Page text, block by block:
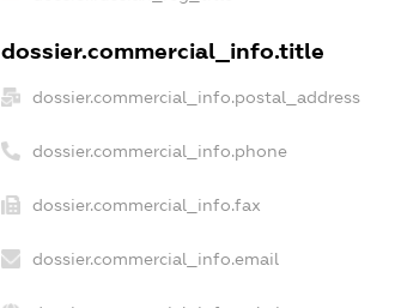
dossier.commercial_info.title
dossier.commercial_info.postal_address
dossier.commercial_info.phone
dossier.commercial_info.fax
dossier.commercial_info.email